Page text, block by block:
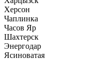
Херсон
Чаплинка
Часов Яр
Шахтерск
Энергодар
Ясиноватая